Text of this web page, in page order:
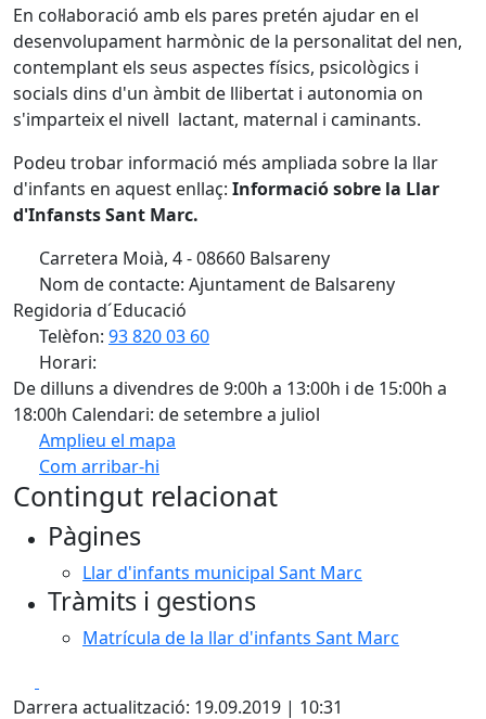
En col·laboració amb els pares pretén ajudar en el
desenvolupament harmònic de la personalitat del nen,
contemplant els seus aspectes físics, psicològics i
socials dins d'un àmbit de llibertat i autonomia on
s'imparteix el nivell lactant, maternal i caminants.
Podeu trobar informació més ampliada sobre la llar
d'infants en aquest enllaç: Informació sobre la Llar
d'Infansts Sant Marc.
Carretera Moià, 4 - 08660 Balsareny
Nom de contacte: Ajuntament de Balsareny
Regidoria d´Educació
Telèfon: 93 820 03 60
Horari:
De dilluns a divendres de 9:00h a 13:00h i de 15:00h a
18:00h Calendari: de setembre a juliol
Amplieu el mapa
Com arribar-hi
+
Contingut relacionat
Pàgines
Llar d'infants municipal Sant Marc
Tràmits i gestions
Matrícula de la llar d'infants Sant Marc
Darrera actualització: 19.09.2019 | 10:31